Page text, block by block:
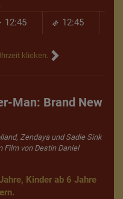
12:45 12:45
klicken.
Man: Brand New
Zendaya und Sadie Sink
Film von Destin Daniel
Kinder ab 6 Jahre